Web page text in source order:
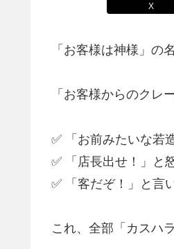
X
「お客様は神様」の
「お客様からのクレ
✅ 「お前みたいな若
✅ 「店長出せ！」と
✅ 「客だぞ！」と言
これ、全部「カスハ